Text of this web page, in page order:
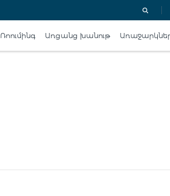
Ռոումինգ Առցանց խանութ